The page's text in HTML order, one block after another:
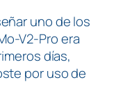
uno de los
V2-Pro era
días,
por uso de